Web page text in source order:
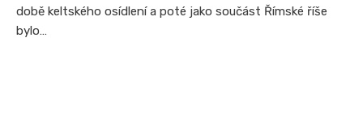
době keltského osídlení a poté jako součást Římské říše
bylo…